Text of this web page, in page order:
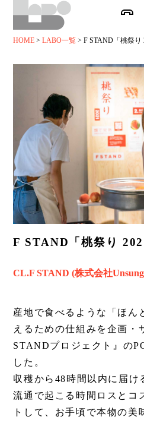
HOME >LABO一覧 >F STAND「桃祭り
F STAND「桃祭り
CL.F STAND (株式会社
産地で食べるような「ほん
えるための仕組みを企画・
STANDプロジェクト』の
した。
収穫から48時間以内に届け
流通で起こる時間ロスとコ
トして、お手頃で本物の美